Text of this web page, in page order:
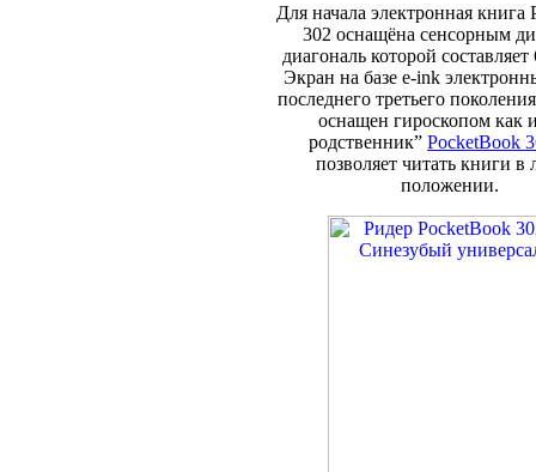
Для начала электронная книга
302 оснащёна сенсорным
диагональ которой
Экран на базе e-ink
последнего третьего
оснащен гироскопом как
родственник” PocketBook
позволяет читать книги в
положении.